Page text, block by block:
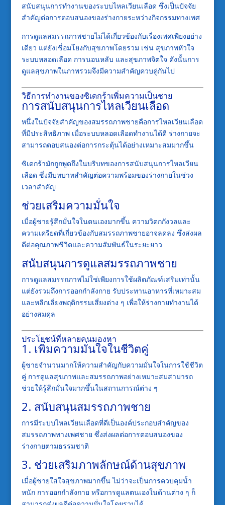
สนับสนุนการทำงานของระบบไหลเวียนเลือด ซึ่งเป็นปัจจัย
สำคัญต่อการตอบสนองของร่างกายระหว่างกิจกรรมทางเพศ
การดูแลสมรรถภาพชายไม่ได้เกี่ยวข้องกับเรื่องเพศเพียงอย่าง
เดียว แต่ยังเชื่อมโยงกับสุขภาพโดยรวม เช่น สุขภาพหัวใจ
ระบบหลอดเลือด การนอนหลับ และสุขภาพจิตใจ ดังนั้นการ
ดูแลสุขภาพในภาพรวมจึงมีความสำคัญควบคู่กันไป
วิธีการทำงานของซิเดกร้าเพิ่มความเป็นชาย
การสนับสนุนการไหลเวียนเลือด
หนึ่งในปัจจัยสำคัญของสมรรถภาพชายคือการไหลเวียนเลือด
ที่มีประสิทธิภาพ เมื่อระบบหลอดเลือดทำงานได้ดี ร่างกายจะ
สามารถตอบสนองต่อการกระตุ้นได้อย่างเหมาะสมมากขึ้น
ซิเดกร้ามักถูกพูดถึงในบริบทของการสนับสนุนการไหลเวียน
เลือด ซึ่งมีบทบาทสำคัญต่อความพร้อมของร่างกายในช่วง
เวลาสำคัญ
ช่วยเสริมความมั่นใจ
เมื่อผู้ชายรู้สึกมั่นใจในตนเองมากขึ้น ความวิตกกังวลและ
ความเครียดที่เกี่ยวข้องกับสมรรถภาพชายอาจลดลง ซึ่งส่งผล
ดีต่อคุณภาพชีวิตและความสัมพันธ์ในระยะยาว
สนับสนุนการดูแลสมรรถภาพชาย
การดูแลสมรรถภาพไม่ใช่เพียงการใช้ผลิตภัณฑ์เสริมเท่านั้น
แต่ยังรวมถึงการออกกำลังกาย รับประทานอาหารที่เหมาะสม
และหลีกเลี่ยงพฤติกรรมเสี่ยงต่าง ๆ เพื่อให้ร่างกายทำงานได้
อย่างสมดุล
ประโยชน์ที่หลายคนมองหา
1. เพิ่มความมั่นใจในชีวิตคู่
ผู้ชายจำนวนมากให้ความสำคัญกับความมั่นใจในการใช้ชีวิต
คู่ การดูแลสุขภาพและสมรรถภาพอย่างเหมาะสมสามารถ
ช่วยให้รู้สึกมั่นใจมากขึ้นในสถานการณ์ต่าง ๆ
2. สนับสนุนสมรรถภาพชาย
การมีระบบไหลเวียนเลือดที่ดีเป็นองค์ประกอบสำคัญของ
สมรรถภาพทางเพศชาย ซึ่งส่งผลต่อการตอบสนองของ
ร่างกายตามธรรมชาติ
3. ช่วยเสริมภาพลักษณ์ด้านสุขภาพ
เมื่อผู้ชายใส่ใจสุขภาพมากขึ้น ไม่ว่าจะเป็นการควบคุมน้ำ
หนัก การออกกำลังกาย หรือการดูแลตนเองในด้านต่าง ๆ ก็